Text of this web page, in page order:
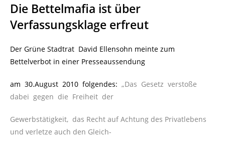
Die Bettelmafia ist über
Verfassungsklage erfreut
Der Grüne Stadtrat David Ellensohn meinte zum
Bettelverbot in einer Presseaussendung
am 30.August 2010 folgendes: „Das Gesetz verstoße
dabei gegen die Freiheit der
Gewerbstätigkeit, das Recht auf Achtung des Privatlebens
und verletze auch den Gleich-